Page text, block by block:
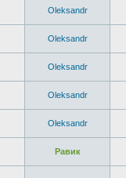
Oleksandr
Oleksandr
Oleksandr
Oleksandr
Oleksandr
Равик